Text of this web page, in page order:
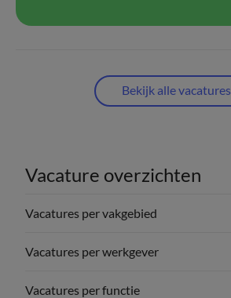
Bekijk alle vacatures
Vacature overzichten
Vacatures per vakgebied
Vacatures per werkgever
Vacatures per functie